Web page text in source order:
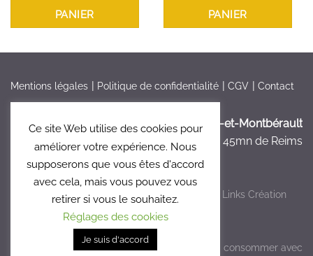
PANIER
PANIER
Mentions légales Politique de confidentialité CGV Contact
France > Aisne >Bruyères-et-Montbérault
à 5mn de Laon, à 45mn de Reims
Copyright 2026 © Le Clos 47 - Réalisé par Links Création
Graphique
L'abus d'alcool est dangereux pour la santé, à consommer avec
Ce site Web utilise des cookies pour
améliorer votre expérience. Nous
supposerons que vous êtes d'accord
avec cela, mais vous pouvez vous
retirer si vous le souhaitez.
Réglages des cookies
Je suis d'accord